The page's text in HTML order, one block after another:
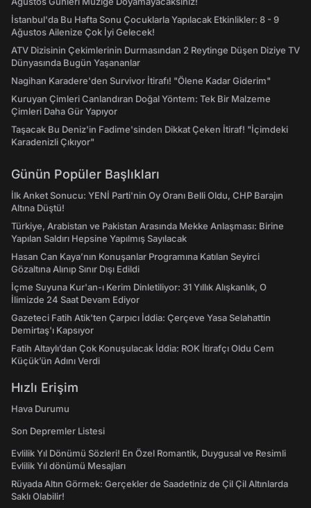
İstanbul'da Bu Hafta Sonu Çocuklarla Yapılacak Etkinlikler: 8 - 9
Ağustos Ailenize Çok İyi Gelecek!
ATV Dizisinin Çekimlerinin Durmasından 2 Reytinge Düşen Diziye TV
Dünyasında Bugün Yaşananlar
Nagihan Karadere'den Survivor İtirafı! "Ölene Kadar Giderim"
Kuruyan Çimleri Canlandıran Doğal Yöntem: Tek Bir Malzeme
Çimleri Daha Gür Yapıyor
Taşacak Bu Deniz'in Fadime'sinden Dikkat Çeken İtiraf! "İçimdeki
Karadenizli Çıkıyor"
Günün Popüler Başlıkları
İlk Anket Sonucu: YENİ Parti'nin Oy Oranı Belli Oldu, CHP Barajın
Altına Düştü!
Türkiye, Arabistan ve Pakistan Arasında Mekke Anlaşması: Birine
Yapılan Saldırı Hepsine Yapılmış Sayılacak
Hasan Can Kaya’nın Konuşanlar Programına Katılan Seyirci
Gözaltına Alınıp Sınır Dışı Edildi
İçme Suyuna Kur'an-ı Kerim Dinletiliyor: 31 Yıllık Alışkanlık, O
İlimizde 24 Saat Devam Ediyor
Gazeteci Fatih Atik'ten Çarpıcı İddia: Çerçeve Yasa Selahattin
Demirtaş'ı Kapsıyor
Fatih Altaylı’dan Çok Konuşulacak İddia: ROK İtirafçı Oldu Cem
Küçük’ün Adını Verdi
Hızlı Erişim
Hava Durumu
Son Depremler Listesi
Evlilik Yıl Dönümü Sözleri! En Özel Romantik, Duygusal ve Resimli
Evlilik Yıl dönümü Mesajları
Rüyada Altın Görmek: Gerçekler de Saadetiniz de Çil Çil Altınlarda
Saklı Olabilir!